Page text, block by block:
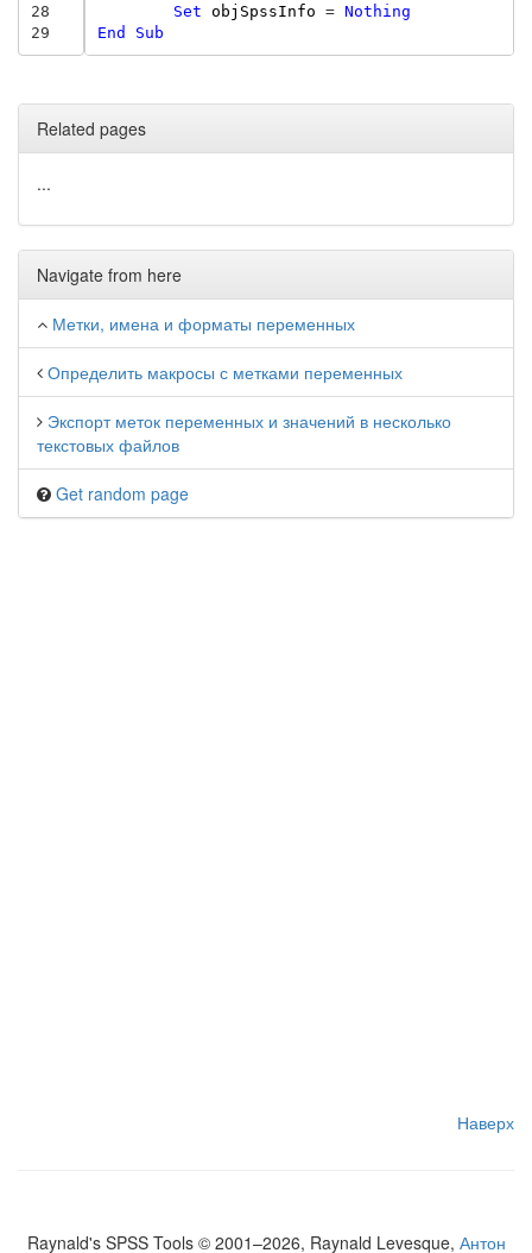
28
29
Set objSpssInfo = Nothing
End
Sub
Related pages
...
Navigate from here
Метки, имена и форматы переменных
Определить макросы с метками переменных
Экспорт меток переменных и значений в несколько
текстовых файлов
Get random page
Наверх
Raynald's SPSS Tools © 2001–2026, Raynald Levesque, Антон